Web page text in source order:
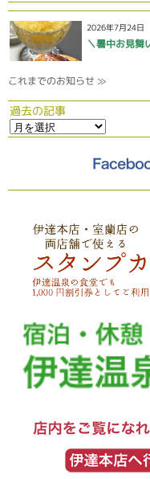
2026年7月24日
＼暑中お見舞
これまでのお知らせ ≫
過去の記事